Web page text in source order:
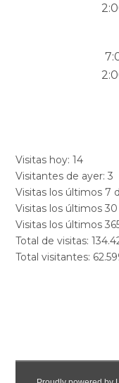
Visitas hoy:14
Visitantes de ayer:3
Visitas los últimos 7
Visitas los últimos
Visitas los últimos
Total de visitas:
Total visitantes: